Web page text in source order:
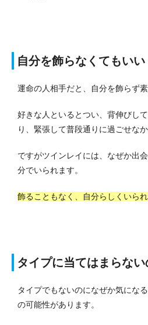
自分を飾らなくてもいい
運命の人相手だと、自分を飾らず素
好きな人といるとつい、背伸びし
り、緊張して普段通りに過ごせな
ですがツインレイには、なぜか出
分でいられます。
飾ることもなく、自分らしくいら
タイプに当てはまらな
タイプでもないのになぜか気にな
の可能性があります。